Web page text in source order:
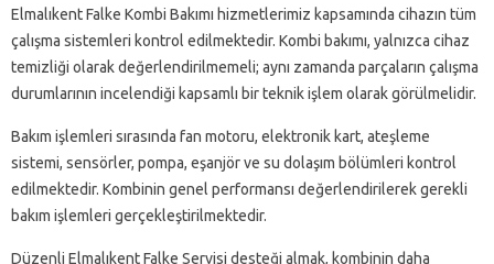
Elmalıkent Falke Kombi Bakımı hizmetlerimiz kapsamında cihazın tüm
çalışma sistemleri kontrol edilmektedir. Kombi bakımı, yalnızca cihaz
temizliği olarak değerlendirilmemeli; aynı zamanda parçaların çalışma
durumlarının incelendiği kapsamlı bir teknik işlem olarak görülmelidir.
Bakım işlemleri sırasında fan motoru, elektronik kart, ateşleme
sistemi, sensörler, pompa, eşanjör ve su dolaşım bölümleri kontrol
edilmektedir. Kombinin genel performansı değerlendirilerek gerekli
bakım işlemleri gerçekleştirilmektedir.
Düzenli Elmalıkent Falke Servisi desteği almak, kombinin daha